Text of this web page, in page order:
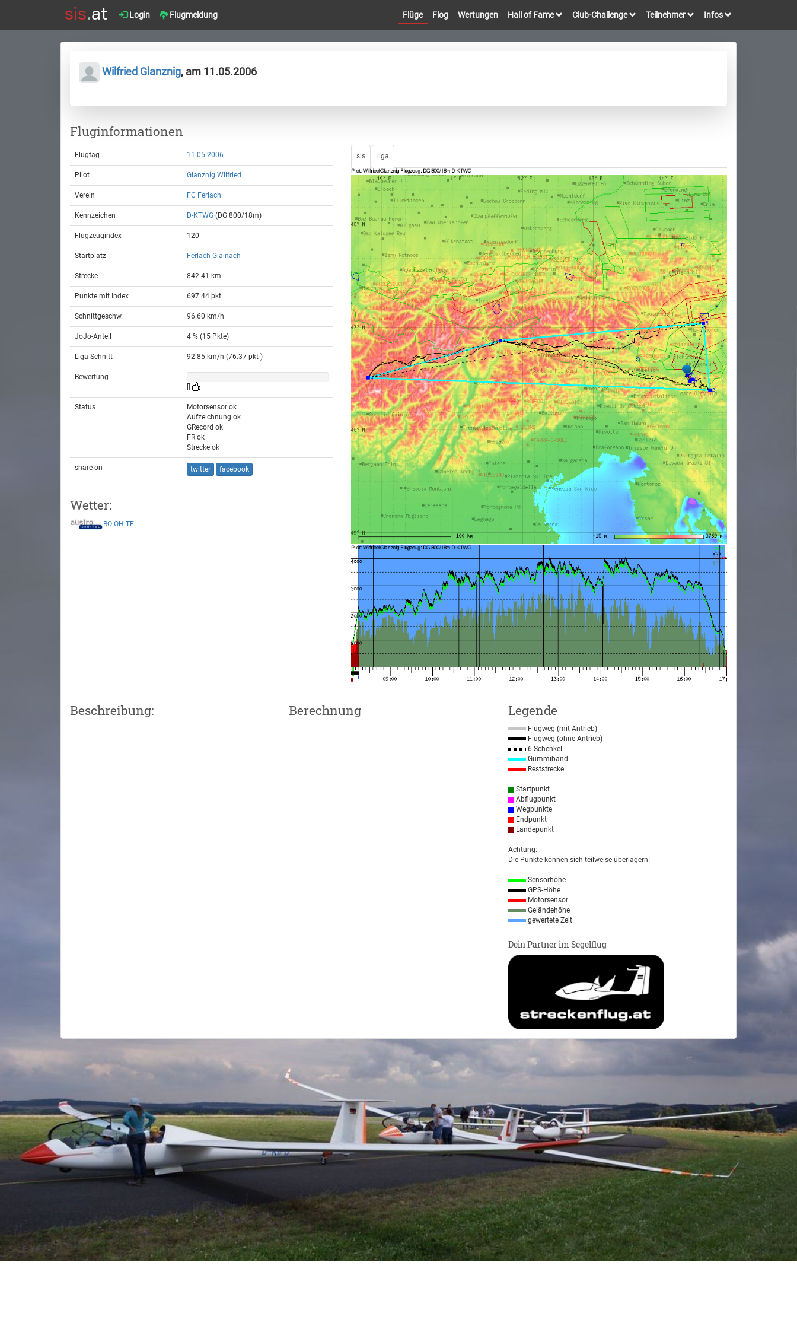
Login Flugmeldung Flüge Flog Wertungen Hall of Fame Club-Challenge Teilnehmer Infos
Wilfried Glanznig, am 11.05.2006
Fluginformationen
Flugtag 11.05.2006
Pilot Glanznig Wilfried
Verein FC Ferlach
Kennzeichen D-KTWG (DG 800/18m)
Flugzeugindex 120
Startplatz Ferlach Glainach
Strecke 842.41 km
Punkte mit Index 697.44 pkt
Schnittgeschw. 96.60 km/h
JoJo-Anteil 4 % (15 Pkte)
Liga Schnitt 92.85 km/h (76.37 pkt )
Bewertung
[]
Status
Motorsensor ok
Aufzeichnung ok
GRecord ok
FR ok
Strecke ok
share on twitter facebook
Wetter:
BO OH TE
sis liga
Beschreibung: Berechnung Legende
Flugweg (mit Antrieb)
Flugweg (ohne Antrieb)
6 Schenkel
Gummiband
Reststrecke
Startpunkt
Abflugpunkt
Wegpunkte
Endpunkt
Landepunkt
Achtung:
Die Punkte können sich teilweise überlagern!
Sensorhöhe
GPS-Höhe
Motorsensor
Geländehöhe
gewertete Zeit
Dein Partner im Segelflug